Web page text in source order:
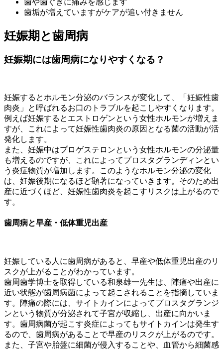
歯垢が増えていますがケアが追い付きません
妊娠期と歯周病
妊娠期には歯周病になりやすくなる？
妊娠するとホルモン分泌のバランスが変化して、「妊娠性歯
肉炎」と呼ばれるお口のトラブルを起こしやすくなります。
例えば妊娠するとエストロゲンという女性ホルモンが増えま
すが、これによって妊娠性歯肉炎の原因となる菌の活動が活
発化します。
また、妊娠中はプロゲステロンという女性ホルモンの分泌量
も増えるのですが、これによってプロスタグランディンとい
う炎症物質が増加します。このようなホルモン分泌の変化
は、妊娠後期になるほど顕著になっていきます。そのため出
産に近づくほど、妊娠性歯肉炎を起こすリスクは上がるので
す。
歯周病と早産・低体重児出産
妊娠している人に歯周病があると、早産や低体重児出産のリ
スクが上がることがわかっています。
歯周歯学博士を取得している和泉雄一先生は、陣痛や出産に
近い状態が歯周病菌によって起こされることを指摘していま
す。陣痛の際には、サイトカインによってプロスタグランジ
ンという物質が分泌されて子宮が収縮し、出産に向かいま
す。歯周病菌が起こす炎症によってもサイトカインは発生す
るので、歯周病があることで早産のリスクが上がるのです。
また、子宮や胎盤に細菌が侵入することや、血管から細菌感